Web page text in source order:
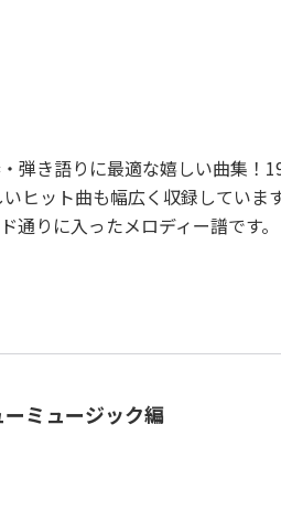
弾き語りに最適な嬉しい曲集！
ヒット曲も幅広く収録していま
りに入ったメロディー譜です。
ミュージック編